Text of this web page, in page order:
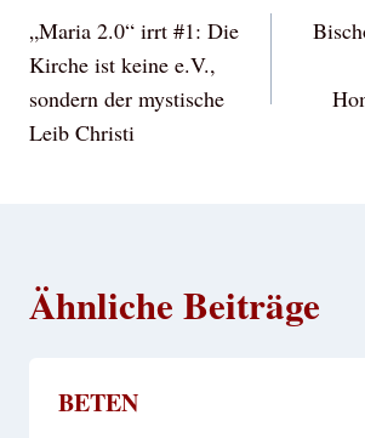
„Maria 2.0“ irrt #1: Die
Kirche ist keine e.V.,
sondern der mystische
Leib Christi
Ähnliche Beiträge
BETEN